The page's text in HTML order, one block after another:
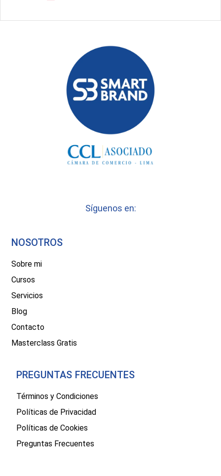
Síguenos en:
NOSOTROS
Sobre mi
Cursos
Servicios
Blog
Contacto
Masterclass Gratis
PREGUNTAS FRECUENTES
Términos y Condiciones
Políticas de Privacidad
Políticas de Cookies
Preguntas Frecuentes